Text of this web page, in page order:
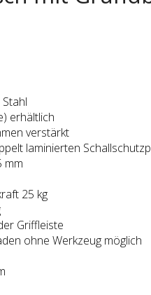
erhältlich
verstärkt
laminierten
mm
25 kg
Griffleiste
ohne Werkzeug möglich